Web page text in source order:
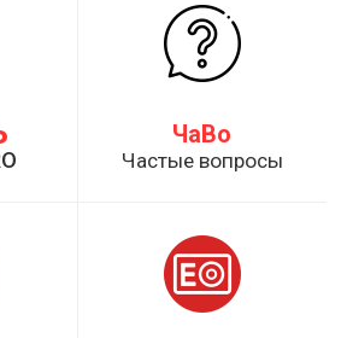
ЧаВо
Частые вопросы